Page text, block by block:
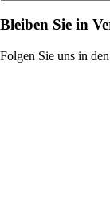
Bleiben Sie in
Folgen Sie uns in